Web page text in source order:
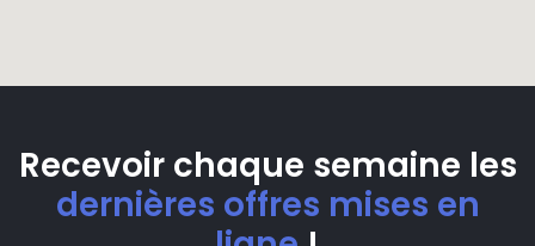
Recevoir chaque semaine les
dernières offres mises en